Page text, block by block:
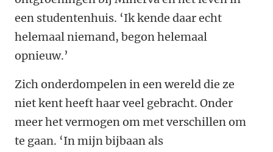
een studentenhuis. ‘Ik kende daar echt
helemaal niemand, begon helemaal
opnieuw.’
Zich onderdompelen in een wereld die ze
niet kent heeft haar veel gebracht. Onder
meer het vermogen om met verschillen om
te gaan. ‘In mijn bijbaan als